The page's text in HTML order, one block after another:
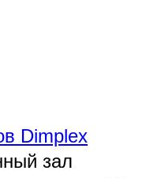
Dimplex
зал